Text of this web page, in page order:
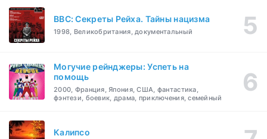
BBC: Секреты Рейха. Тайны нацизма
1998, Великобритания, документальный
Могучие рейнджеры: Успеть на
помощь
2000, Франция, Япония, США, фантастика,
фэнтези, боевик, драма, приключения, семейный
Калипсо